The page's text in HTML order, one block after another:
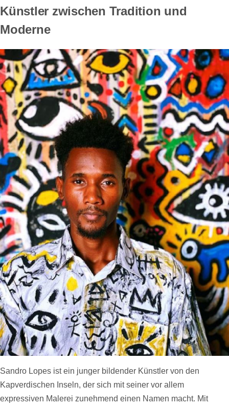
Künstler zwischen Tradition und
Moderne
Sandro Lopes ist ein junger bildender Künstler von den
Kapverdischen Inseln, der sich mit seiner vor allem
expressiven Malerei zunehmend einen Namen macht. Mit